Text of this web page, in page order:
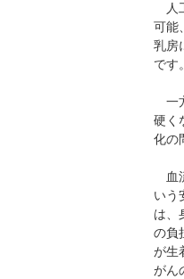
人
可能
乳房
です。
一
硬く
化の
血
いう
は、
の負
が生
がん